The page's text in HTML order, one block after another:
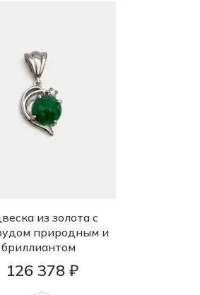
из золота с
природным и
бриллиантом
126 378 ₽